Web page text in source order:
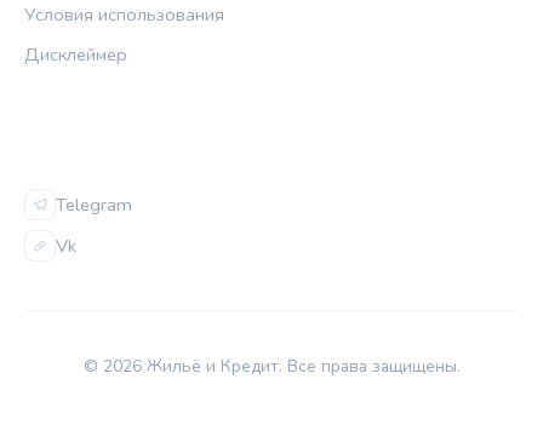
Условия использования
Дисклеймер
Telegram
Vk
© 2026 Жильё и Кредит. Все права защищены.